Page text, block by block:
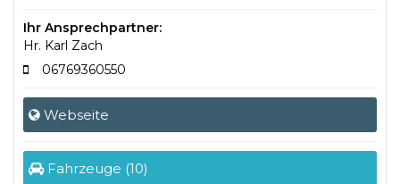
Ihr Ansprechpartner:
Hr. Karl Zach
06769360550
Webseite
Fahrzeuge (10)